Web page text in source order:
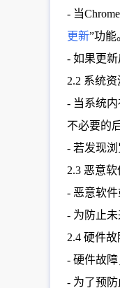
- 当
更新”功能
- 如果更
2.2 系统
- 当系统
不必要的
- 若发现
2.3 恶意
- 恶意软
- 为防止
2.4 硬件故
- 硬件故
- 为了预